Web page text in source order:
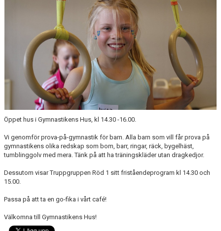
GYMNASTIKENS HUS
GRÖNA TRÅDEN
FRÅGOR & SVAR
Öppet hus i Gymnastikens Hus, kl 14.30 -16.00.
Vi genomför prova-på-gymnastik för barn. Alla barn som vill får prova på
gymnastikens olika redskap som bom, barr, ringar, räck, bygelhäst,
tumblinggolv med mera. Tänk på att ha träningskläder utan dragkedjor.
Dessutom visar Truppgruppen Röd 1 sitt friståendeprogram kl 14.30 och
15.00.
Passa på att ta en go-fika i vårt café!
Välkomna till Gymnastikens Hus!